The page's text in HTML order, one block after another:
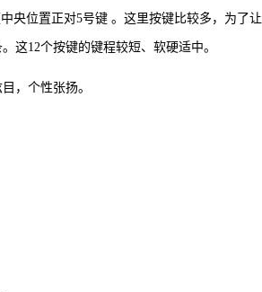
央位置正对5号键 。这里按键比较多，为了让
这12个按键的键程较短、软硬适中。
，个性张扬。